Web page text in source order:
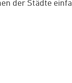
der Städte